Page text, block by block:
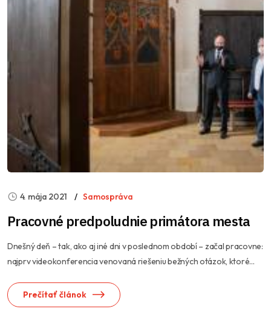
4. mája 2021 Samospráva
Pracovné predpoludnie primátora mesta
Dnešný deň – tak, ako aj iné dni v poslednom období – začal pracovne:
najprv videokonferencia venovaná riešeniu bežných otázok, ktoré...
Prečítať článok